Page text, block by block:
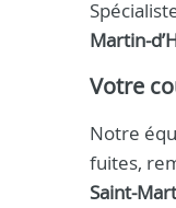
Martin-
Votre
Notre
fuites,
Saint-